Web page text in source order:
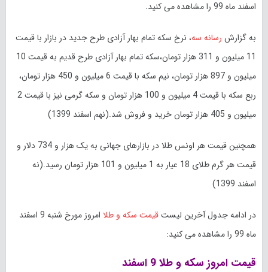
اسفند ماه 99 را مشاهده می کنید.
به گزارش رسانه سه، نرخ سکه تمام بهار آزادی طرح جدید در بازار با قیمت
11 میلیون و 311 هزار تومان،سکه تمام بهار آزادی طرح قدیم به قیمت 10
میلیون و 897 هزار تومان، نیم سکه با قیمت 6 میلیون و 450 هزار تومان،
ربع سکه با قیمت 4 میلیون و 100 هزار تومان و سکه گرمی نیز با قیمت 2
میلیون و 405 هزار تومان خرید و فروش شد.(نهم اسفند 1399)
همچنین قیمت هر اونس طلا در بازارهای جهانی به یک هزار و 734 دلار و
قیمت هر گرم طلای 18 عیار به 1 میلیون و 101 هزار تومان رسید.(نه
اسفند 1399)
در ادامه جدول آخرین لیستقیمت سکه و طلا
امروز مورخ شنبه 9 اسفند
ماه 99 را مشاهده می کنید:
قیمت امروز سکه و طلا 9 اسفند